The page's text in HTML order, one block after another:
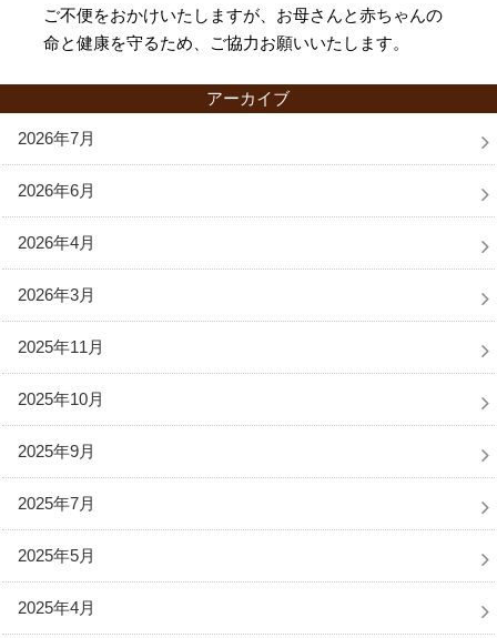
ご不便をおかけいたしますが、お母さんと赤ちゃんの
命と健康を守るため、ご協力お願いいたします。
アーカイブ
2026年7月
2026年6月
2026年4月
2026年3月
2025年11月
2025年10月
2025年9月
2025年7月
2025年5月
2025年4月